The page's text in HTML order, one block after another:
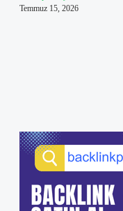
Temmuz 15, 2026